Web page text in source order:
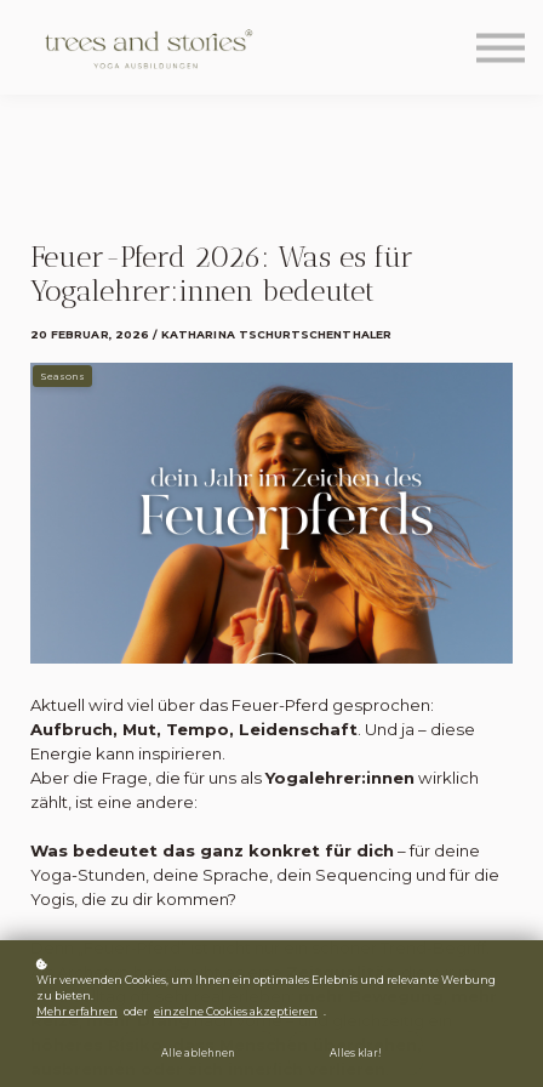
Learning Hub
Feuer-Pferd 2026: Was es für
Yogalehrer:innen bedeutet
20 FEBRUAR, 2026 / KATHARINA TSCHURTSCHENTHALER
Seasons
Aktuell wird viel über das Feuer-Pferd gesprochen:
Aufbruch, Mut, Tempo, Leidenschaft . Und ja – diese
Energie kann inspirieren.
Aber die Frage, die für uns alsYogalehrer:innen wirklich
zählt, ist eine andere:
Was bedeutet das ganz konkret für dich – für deine
Yoga-Stunden, deine Sprache, dein Sequencing und für die
Yogis, die zu dir kommen?
Als Archetyp beschreibt es eine
Zeitqualität
, die wir im
Studioalltag oft sehr real erleben:
Reize,mehr Drangnach vorne – und gleichzeitig ein
öheres Risiko, dass Menschen überdrehen,
Wir verwenden Cookies, um Ihnen ein optimales Erlebnis und relevante Werbung
zu bieten.
Mehr erfahren oder einzelne Cookies akzeptieren
Alle ablehnen Alles klar!